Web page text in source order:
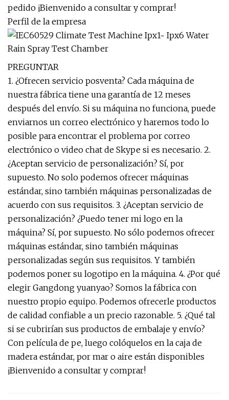
pedido ¡Bienvenido a consultar y comprar!
Perfil de la empresa
PREGUNTAR
1. ¿Ofrecen servicio posventa? Cada máquina de
nuestra fábrica tiene una garantía de 12 meses
después del envío. Si su máquina no funciona, puede
enviarnos un correo electrónico y haremos todo lo
posible para encontrar el problema por correo
electrónico o video chat de Skype si es necesario. 2.
¿Aceptan servicio de personalización? Sí, por
supuesto. No solo podemos ofrecer máquinas
estándar, sino también máquinas personalizadas de
acuerdo con sus requisitos. 3. ¿Aceptan servicio de
personalización? ¿Puedo tener mi logo en la
máquina? Sí, por supuesto. No sólo podemos ofrecer
máquinas estándar, sino también máquinas
personalizadas según sus requisitos. Y también
podemos poner su logotipo en la máquina. 4. ¿Por qué
elegir Gangdong yuanyao? Somos la fábrica con
nuestro propio equipo. Podemos ofrecerle productos
de calidad confiable a un precio razonable. 5. ¿Qué tal
si se cubrirían sus productos de embalaje y envío?
Con película de pe, luego colóquelos en la caja de
madera estándar, por mar o aire están disponibles
¡Bienvenido a consultar y comprar!